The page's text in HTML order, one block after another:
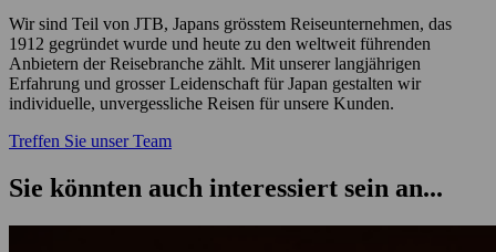
Wir sind Teil von JTB, Japans grösstem Reiseunternehmen, das
1912 gegründet wurde und heute zu den weltweit führenden
Anbietern der Reisebranche zählt. Mit unserer langjährigen
Erfahrung und grosser Leidenschaft für Japan gestalten wir
individuelle, unvergessliche Reisen für unsere Kunden.
Treffen Sie unser Team
Sie könnten auch interessiert sein an...